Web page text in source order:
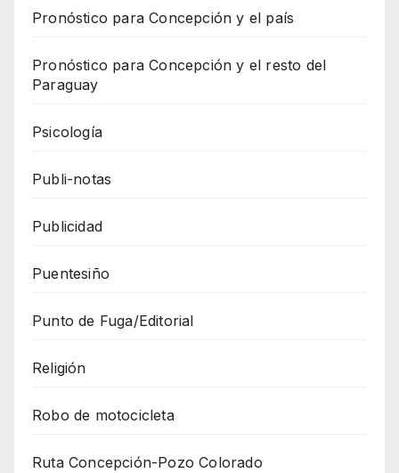
Pronóstico para Concepción y el país
Pronóstico para Concepción y el resto del
Paraguay
Psicología
Publi-notas
Publicidad
Puentesiño
Punto de Fuga/Editorial
Religión
Robo de motocicleta
Ruta Concepción-Pozo Colorado